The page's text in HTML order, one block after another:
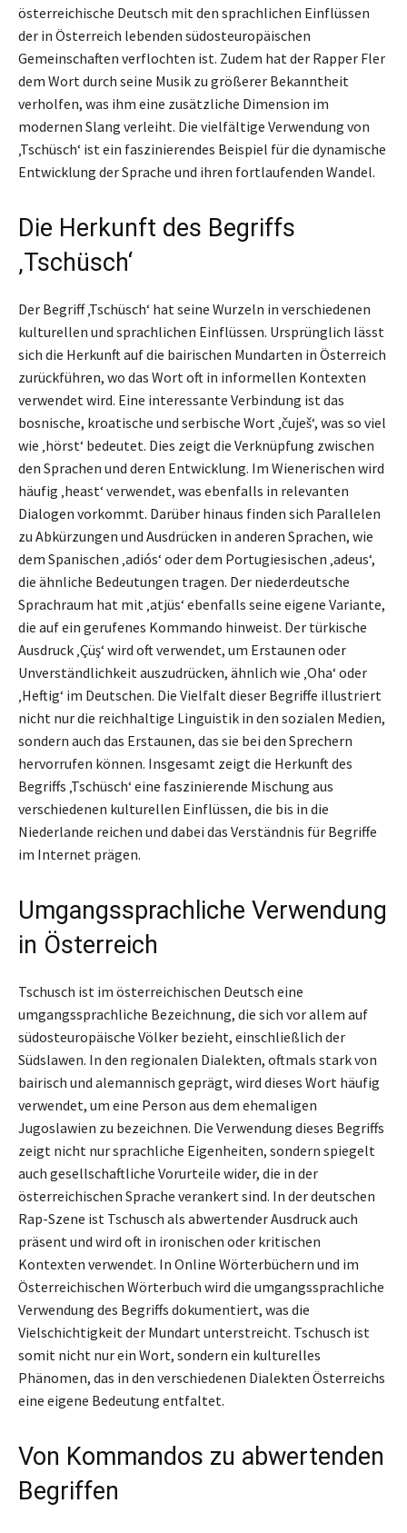
österreichische Deutsch mit den sprachlichen Einflüssen
der in Österreich lebenden südosteuropäischen
Gemeinschaften verflochten ist. Zudem hat der Rapper Fler
dem Wort durch seine Musik zu größerer Bekanntheit
verholfen, was ihm eine zusätzliche Dimension im
modernen Slang verleiht. Die vielfältige Verwendung von
‚Tschüsch‘ ist ein faszinierendes Beispiel für die dynamische
Entwicklung der Sprache und ihren fortlaufenden Wandel.
Die Herkunft des Begriffs
‚Tschüsch‘
Der Begriff ‚Tschüsch‘ hat seine Wurzeln in verschiedenen
kulturellen und sprachlichen Einflüssen. Ursprünglich lässt
sich die Herkunft auf die bairischen Mundarten in Österreich
zurückführen, wo das Wort oft in informellen Kontexten
verwendet wird. Eine interessante Verbindung ist das
bosnische, kroatische und serbische Wort ‚čuješ‘, was so viel
wie ‚hörst‘ bedeutet. Dies zeigt die Verknüpfung zwischen
den Sprachen und deren Entwicklung. Im Wienerischen wird
häufig ‚heast‘ verwendet, was ebenfalls in relevanten
Dialogen vorkommt. Darüber hinaus finden sich Parallelen
zu Abkürzungen und Ausdrücken in anderen Sprachen, wie
dem Spanischen ‚adiós‘ oder dem Portugiesischen ‚adeus‘,
die ähnliche Bedeutungen tragen. Der niederdeutsche
Sprachraum hat mit ‚atjüs‘ ebenfalls seine eigene Variante,
die auf ein gerufenes Kommando hinweist. Der türkische
Ausdruck ‚Çüş‘ wird oft verwendet, um Erstaunen oder
Unverständlichkeit auszudrücken, ähnlich wie ‚Oha‘ oder
‚Heftig‘ im Deutschen. Die Vielfalt dieser Begriffe illustriert
nicht nur die reichhaltige Linguistik in den sozialen Medien,
sondern auch das Erstaunen, das sie bei den Sprechern
hervorrufen können. Insgesamt zeigt die Herkunft des
Begriffs ‚Tschüsch‘ eine faszinierende Mischung aus
verschiedenen kulturellen Einflüssen, die bis in die
Niederlande reichen und dabei das Verständnis für Begriffe
im Internet prägen.
Umgangssprachliche Verwendung
in Österreich
Tschusch ist im österreichischen Deutsch eine
umgangssprachliche Bezeichnung, die sich vor allem auf
südosteuropäische Völker bezieht, einschließlich der
Südslawen. In den regionalen Dialekten, oftmals stark von
bairisch und alemannisch geprägt, wird dieses Wort häufig
verwendet, um eine Person aus dem ehemaligen
Jugoslawien zu bezeichnen. Die Verwendung dieses Begriffs
zeigt nicht nur sprachliche Eigenheiten, sondern spiegelt
auch gesellschaftliche Vorurteile wider, die in der
österreichischen Sprache verankert sind. In der deutschen
Rap-Szene ist Tschusch als abwertender Ausdruck auch
präsent und wird oft in ironischen oder kritischen
Kontexten verwendet. In Online Wörterbüchern und im
Österreichischen Wörterbuch wird die umgangssprachliche
Verwendung des Begriffs dokumentiert, was die
Vielschichtigkeit der Mundart unterstreicht. Tschusch ist
somit nicht nur ein Wort, sondern ein kulturelles
Phänomen, das in den verschiedenen Dialekten Österreichs
eine eigene Bedeutung entfaltet.
Von Kommandos zu abwertenden
Begriffen